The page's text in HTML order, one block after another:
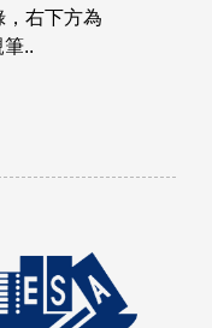
，右下方為
..